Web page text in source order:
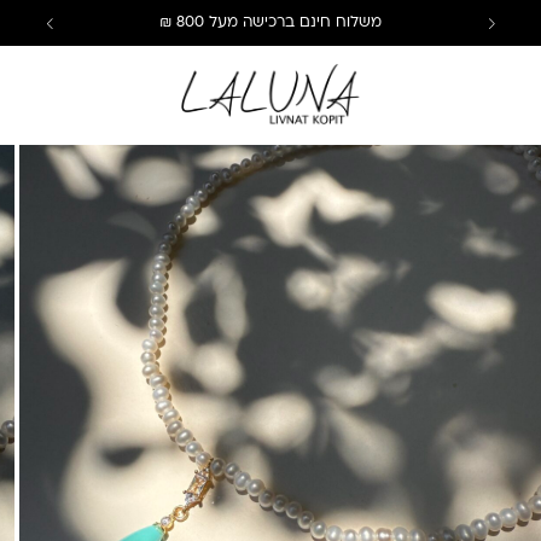
משלוח חינם ברכישה מעל 800 ₪